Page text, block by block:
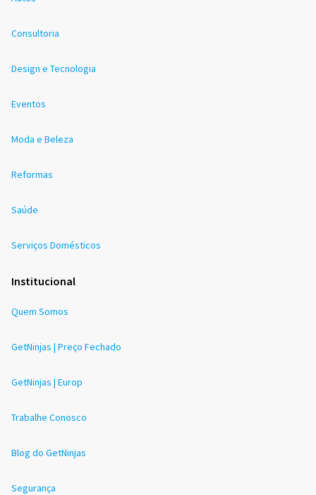
Consultoria
Design e Tecnologia
Eventos
Moda e Beleza
Reformas
Saúde
Serviços Domésticos
Institucional
Quem Somos
GetNinjas | Preço Fechado
GetNinjas | Europ
Trabalhe Conosco
Blog do GetNinjas
Segurança